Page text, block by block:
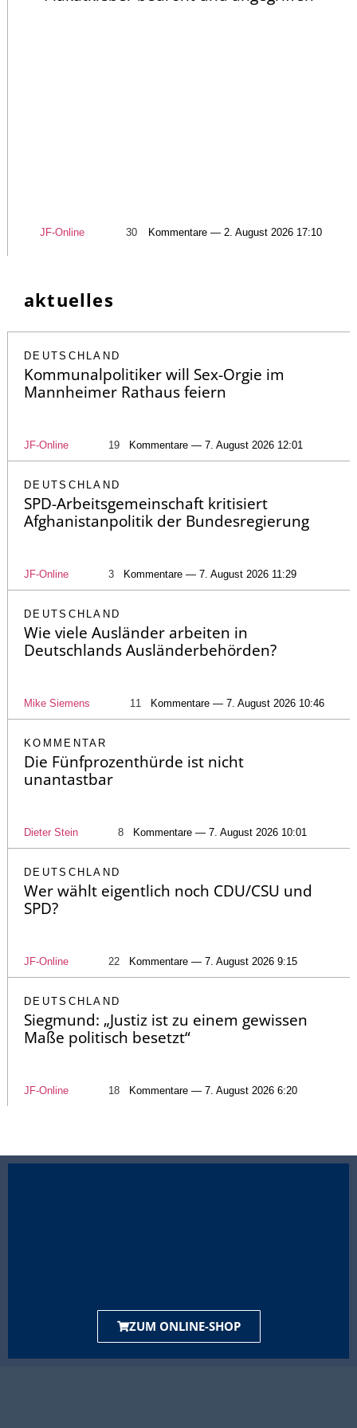
JF-Online 30 Kommentare — 2. August 2026 17:10
aktuelles
DEUTSCHLAND
Kommunalpolitiker will Sex-Orgie im
Mannheimer Rathaus feiern
JF-Online 19 Kommentare — 7. August 2026 12:01
DEUTSCHLAND
SPD-Arbeitsgemeinschaft kritisiert
Afghanistanpolitik der Bundesregierung
JF-Online 3 Kommentare — 7. August 2026 11:29
DEUTSCHLAND
Wie viele Ausländer arbeiten in
Deutschlands Ausländerbehörden?
Mike Siemens 11 Kommentare — 7. August 2026 10:46
KOMMENTAR
Die Fünfprozenthürde ist nicht
unantastbar
Dieter Stein 8 Kommentare — 7. August 2026 10:01
DEUTSCHLAND
Wer wählt eigentlich noch CDU/CSU und
SPD?
JF-Online 22 Kommentare — 7. August 2026 9:15
DEUTSCHLAND
Siegmund: „Justiz ist zu einem gewissen
Maße politisch besetzt“
JF-Online 18 Kommentare — 7. August 2026 6:20
ZUM ONLINE-SHOP